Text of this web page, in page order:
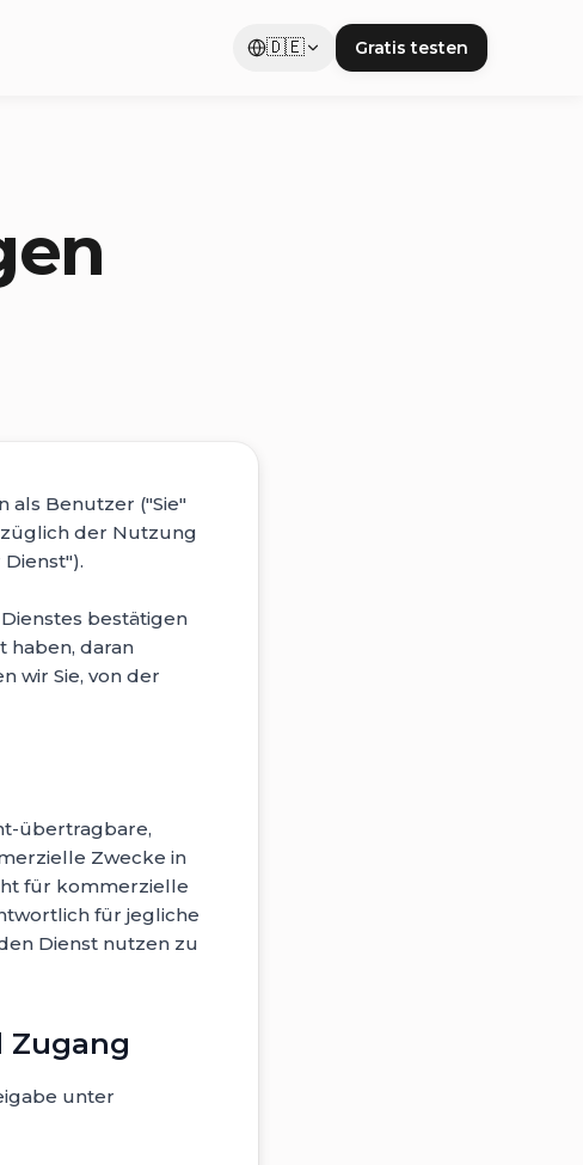
🇩🇪 Gratis testen
als Benutzer ("Sie"
der Nutzung
bestätigen
haben, daran
wir Sie, von der
übertragbare,
Zwecke in
für kommerzielle
für jegliche
Dienst nutzen zu
Zugang
unter